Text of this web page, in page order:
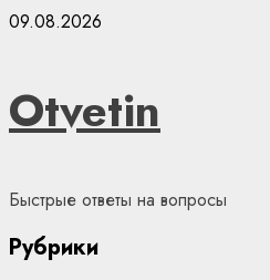
Skip
09.08.2026
Otvetin
Быстрые ответы на вопросы
Рубрики